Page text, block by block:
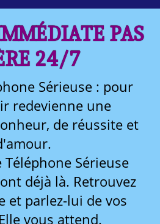
PAS
24/7
Sérieuse : pour
redevienne une
de réussite et
Téléphone Sérieuse
déjà là. Retrouvez
et parlez-lui de vos
vous attend.